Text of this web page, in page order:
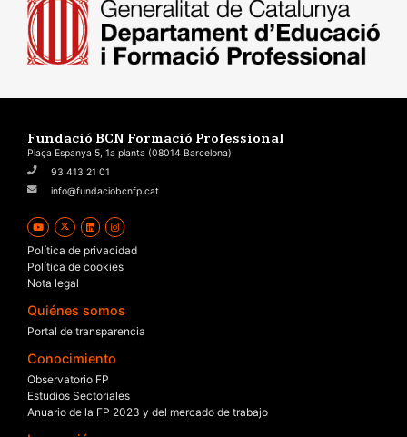
Fundació BCN Formació Professional
Plaça Espanya 5, 1a planta (08014 Barcelona)
93 413 21 01
info@fundaciobcnfp.cat
Política de privacidad
Política de cookies
Nota legal
Quiénes somos
Portal de transparencia
Conocimiento
Observatorio FP
Estudios Sectoriales
Anuario de la FP 2023 y del mercado de trabajo